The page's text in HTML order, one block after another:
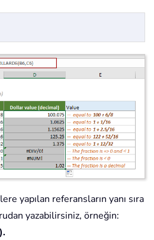
yapılan referansların yanı sıra
yazabilirsiniz, örneğin: